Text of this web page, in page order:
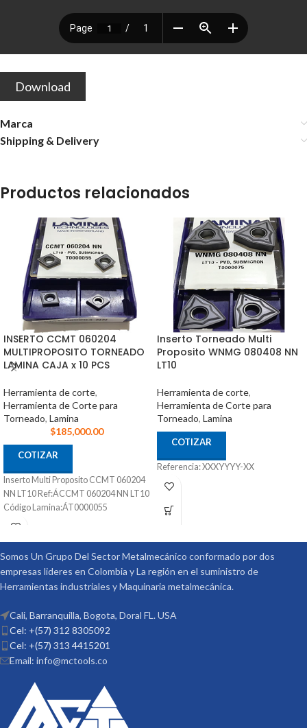
Download
Marca
Shipping & Delivery
Productos relacionados
INSERTO CCMT 060204
MULTIPROPOSITO TORNEADO
LAMINA CAJA x 10 PCS
Herramienta de corte,
Herramienta de Corte para
Torneado, Lamina
$185,000.00
COTIZAR
Inserto Multi Proposito CCMT 060204
NN LT10 Ref:ÁCCMT 060204 NN LT10
Código Lamina:ÁT0000055
Inserto Torneado Multi
Proposito WNMG 080408 NN
LT10
Herramienta de corte,
Herramienta de Corte para
Torneado, Lamina
COTIZAR
Referencia: XXXYYYY-XX
Somos Un Grupo Del Sector Metalmecánico conformado por dos
empresas lideres en Colombia y La región en el suministro de
Herramientas industriales y Maquinaria metalmecánica.
Cali, Barranquilla, Bogota, Doral FL. USA
Cel: +(57) 312 8305092
Cel: +(57) 313 4415201
Email: info@mctools.co